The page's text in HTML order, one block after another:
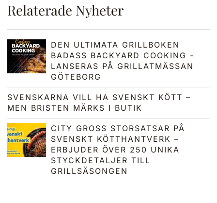
Relaterade Nyheter
DEN ULTIMATA GRILLBOKEN
BADASS BACKYARD COOKING -
LANSERAS PÅ GRILLATMÄSSAN
GÖTEBORG
SVENSKARNA VILL HA SVENSKT KÖTT –
MEN BRISTEN MÄRKS I BUTIK
CITY GROSS STORSATSAR PÅ
SVENSKT KÖTTHANTVERK –
ERBJUDER ÖVER 250 UNIKA
STYCKDETALJER TILL
GRILLSÄSONGEN